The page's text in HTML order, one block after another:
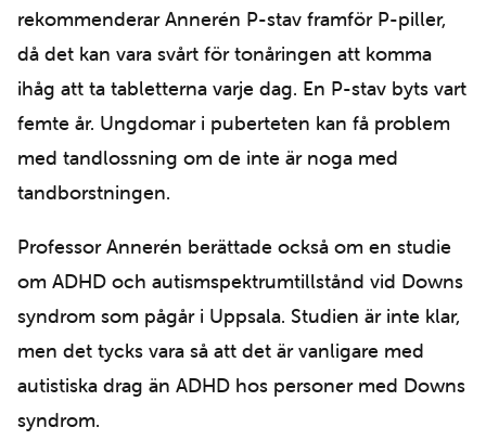
rekommenderar Annerén P-stav framför P-piller,
då det kan vara svårt för tonåringen att komma
ihåg att ta tabletterna varje dag. En P-stav byts vart
femte år. Ungdomar i puberteten kan få problem
med tandlossning om de inte är noga med
tandborstningen.
Professor Annerén berättade också om en studie
om ADHD och autismspektrumtillstånd vid Downs
syndrom som pågår i Uppsala. Studien är inte klar,
men det tycks vara så att det är vanligare med
autistiska drag än ADHD hos personer med Downs
syndrom.